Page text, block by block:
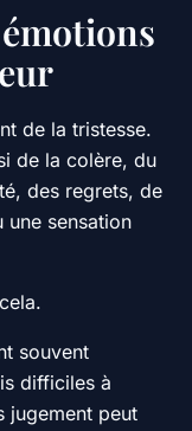
de la tristesse.
de la colère, du
des regrets, de
une sensation
souvent
difficiles à
jugement peut